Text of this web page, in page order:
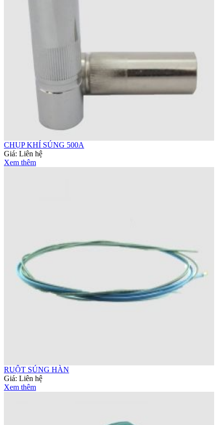
CHỤP KHÍ SÚNG 500A
Giá: Liên hệ
Xem thêm
RUỘT SÚNG HÀN
Giá: Liên hệ
Xem thêm